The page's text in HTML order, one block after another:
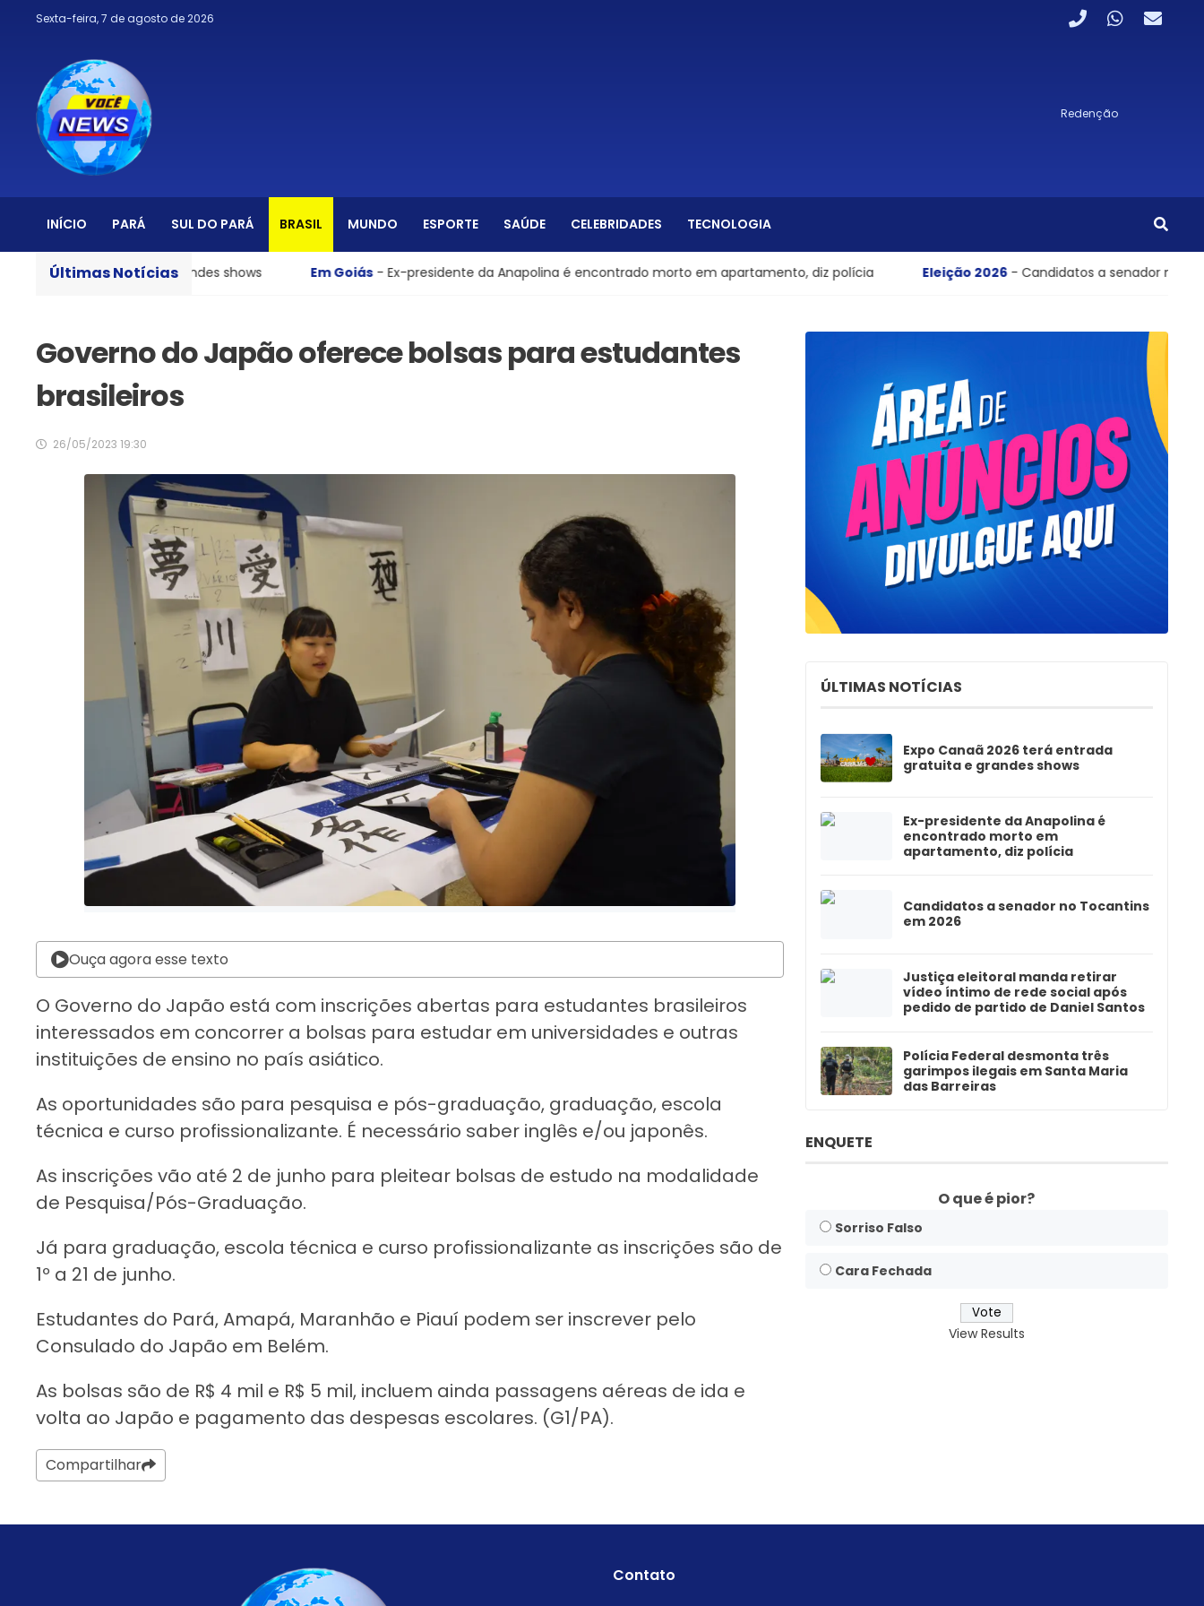
Sexta-feira, 7 de agosto de 2026
Redenção
INÍCIO PARÁ SUL DO PARÁ BRASIL MUNDO ESPORTE SAÚDE CELEBRIDADES TECNOLOGIA
Últimas Notícias
gratuita e grandes shows Em Goiás- Ex-presidente da Anapolina é encontrado morto em apartamento, diz polícia Eleição 2026- Candidatos a senador no Tocantins
Governo do Japão oferece bolsas para estudantes
brasileiros
26/05/2023 19:30
Ouça agora esse texto
O Governo do Japão está com inscrições abertas para estudantes brasileiros
interessados em concorrer a bolsas para estudar em universidades e outras
instituições de ensino no país asiático.
As oportunidades são para pesquisa e pós-graduação, graduação, escola
técnica e curso profissionalizante. É necessário saber inglês e/ou japonês.
As inscrições vão até 2 de junho para pleitear bolsas de estudo na modalidade
de Pesquisa/Pós-Graduação.
Já para graduação, escola técnica e curso profissionalizante as inscrições são de
1º a 21 de junho.
Estudantes do Pará, Amapá, Maranhão e Piauí podem ser inscrever pelo
Consulado do Japão em Belém.
As bolsas são de R$ 4 mil e R$ 5 mil, incluem ainda passagens aéreas de ida e
volta ao Japão e pagamento das despesas escolares. (G1/PA).
Compartilhar
ÚLTIMAS NOTÍCIAS
Expo Canaã 2026 terá entrada
gratuita e grandes shows
Ex-presidente da Anapolina é
encontrado morto em
apartamento, diz polícia
Candidatos a senador no Tocantins
em 2026
Justiça eleitoral manda retirar
vídeo íntimo de rede social após
pedido de partido de Daniel Santos
Polícia Federal desmonta três
garimpos ilegais em Santa Maria
das Barreiras
ENQUETE
O que é pior?
Sorriso Falso
Cara Fechada
View Results
Contato